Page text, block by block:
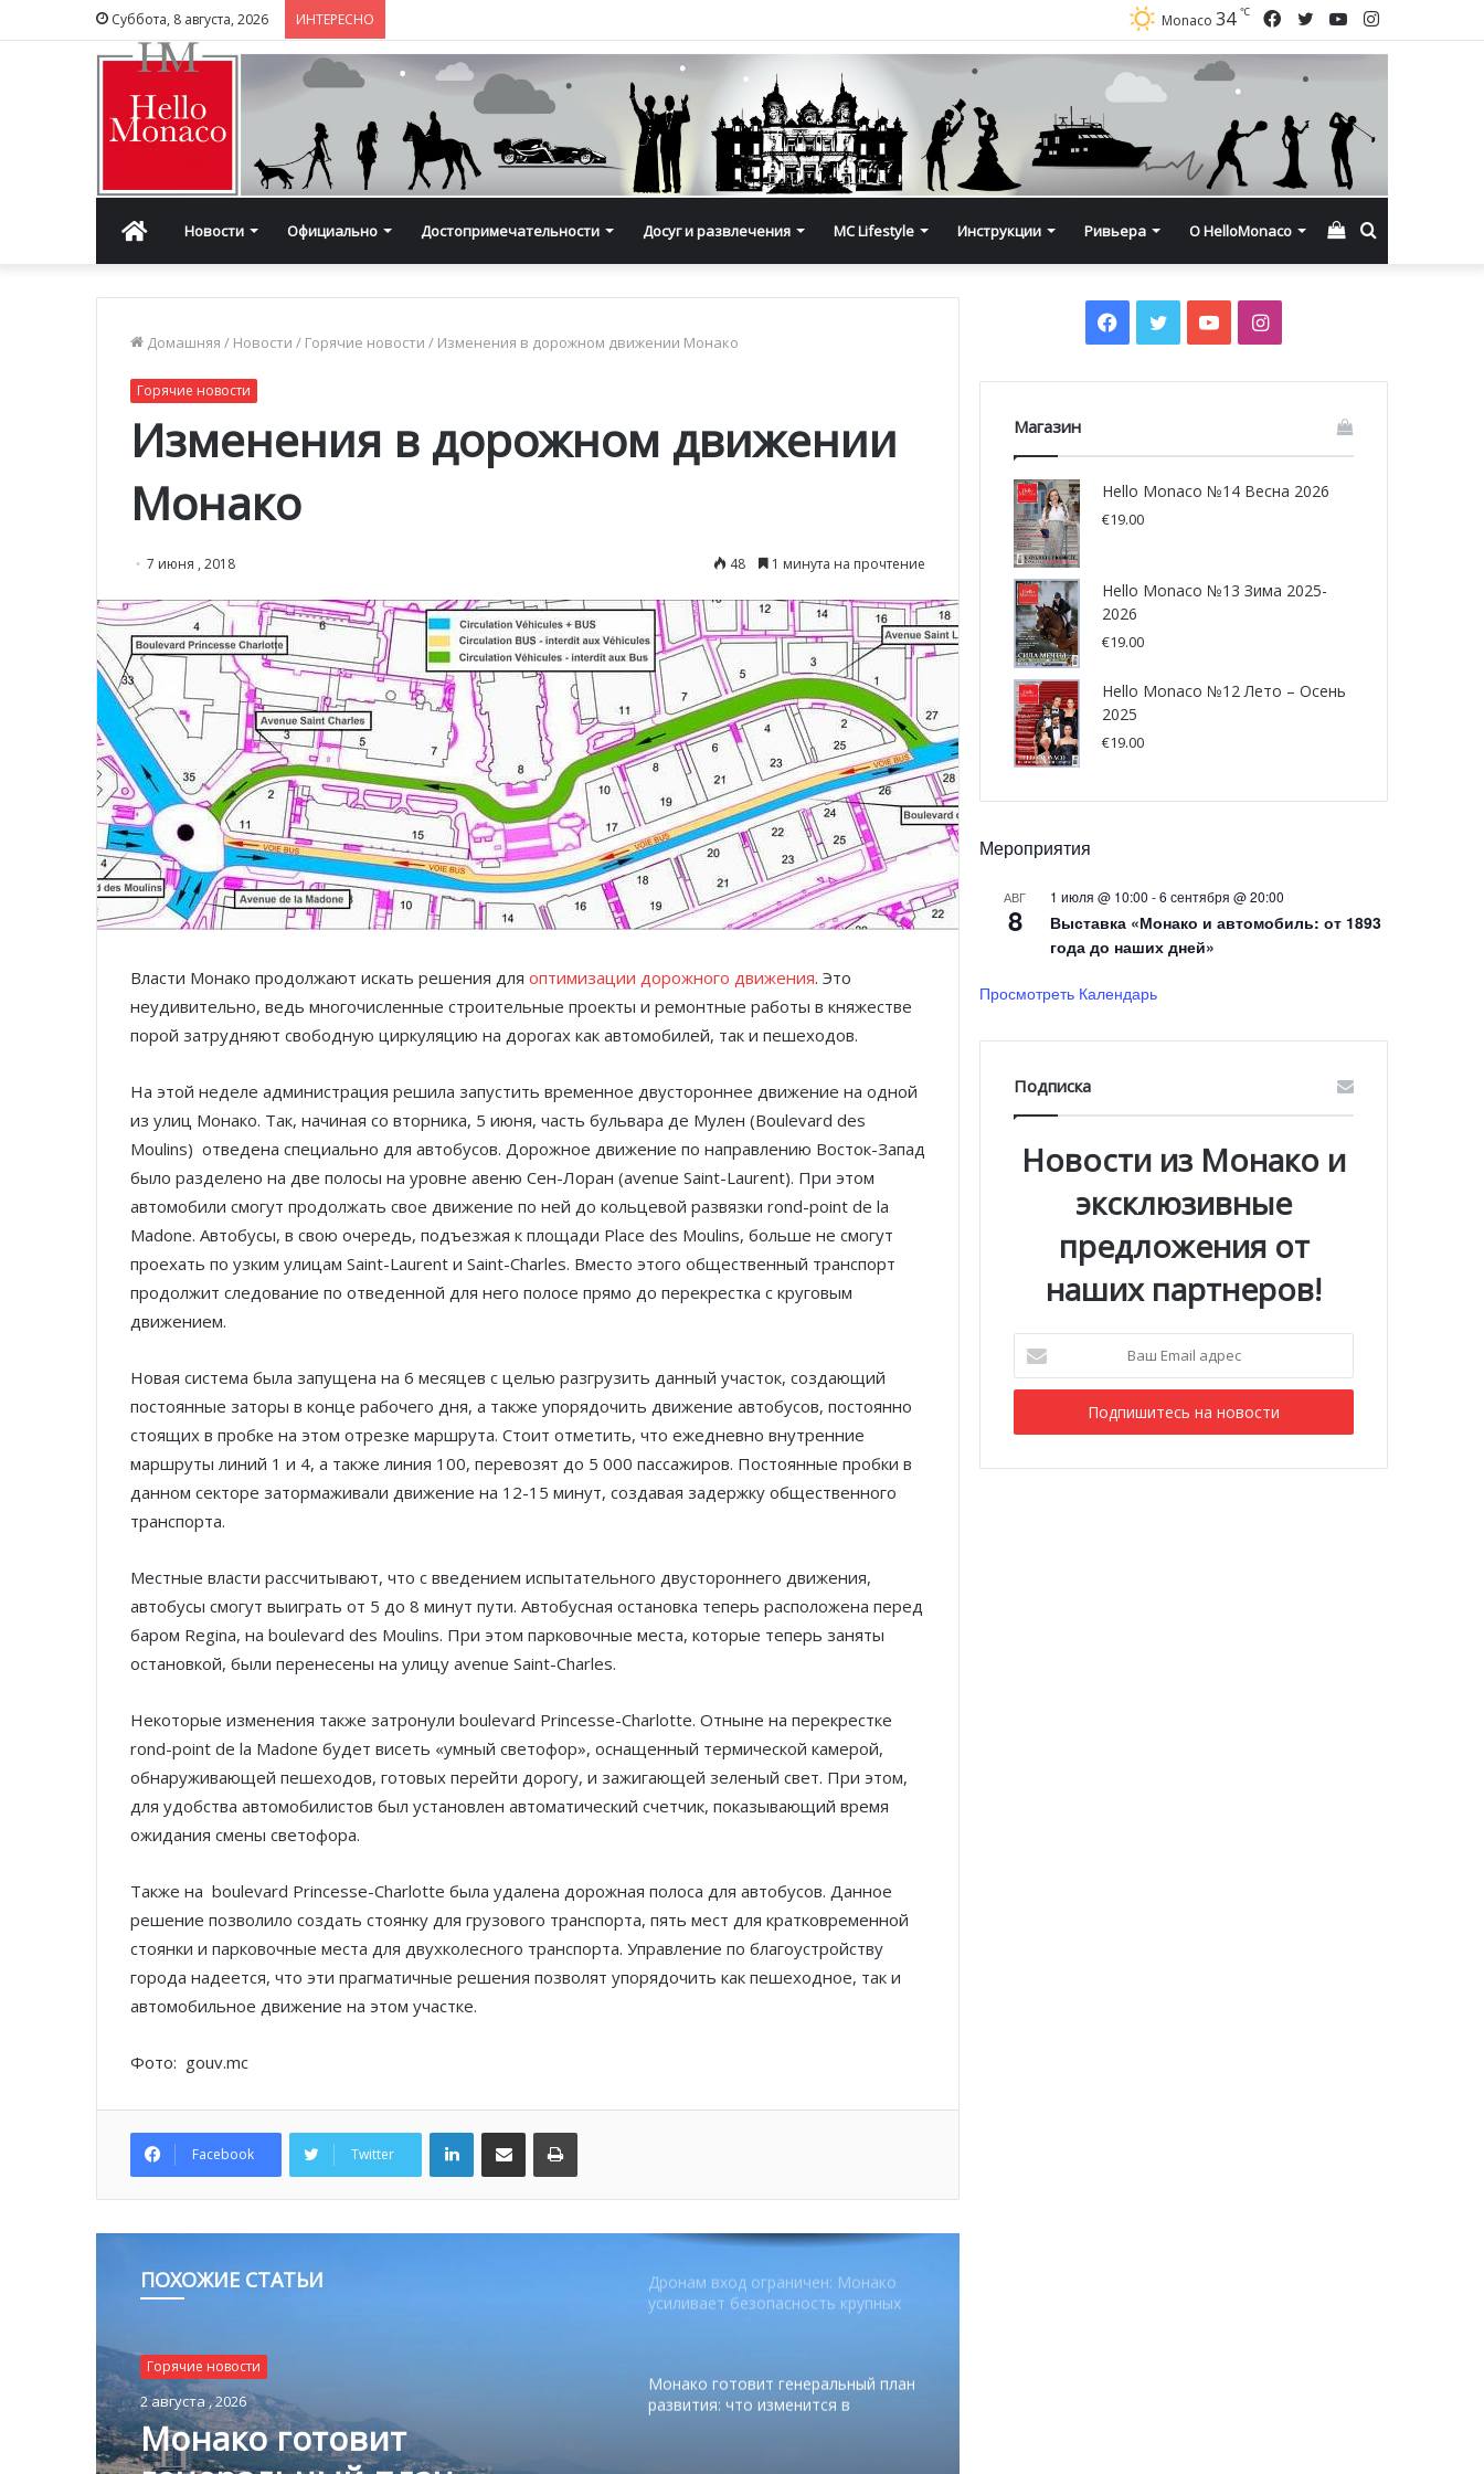
Суббота, 8 августа, 2026 ИНТЕРЕСНО Instagram
YouTube
Twitter
Facebook
Monaco 34 ℃
ГлавнаяНовости Официально Достопримечательности Досуг и развлечения MC Lifestyle Инструкции Ривьера О HelloMonaco Смотреть
Домашняя / Новости / Горячие новости / Изменения в дорожном движении Монако
Горячие новости
Изменения в дорожном движении
Монако
7 июня , 2018 48 1 минута на прочтение
Власти Монако продолжают искать решения для оптимизации дорожного движения. Это
неудивительно, ведь многочисленные строительные проекты и ремонтные работы в княжестве
порой затрудняют свободную циркуляцию на дорогах как автомобилей, так и пешеходов.
На этой неделе администрация решила запустить временное двустороннее движение на одной
из улиц Монако. Так, начиная со вторника, 5 июня, часть бульвара де Мулен (Boulevard des
Moulins) отведена специально для автобусов. Дорожное движение по направлению Восток-Запад
было разделено на две полосы на уровне авеню Сен-Лоран (avenue Saint-Laurent). При этом
автомобили смогут продолжать свое движение по ней до кольцевой развязки rond-point de la
Madone. Автобусы, в свою очередь, подъезжая к площади Place des Moulins, больше не смогут
проехать по узким улицам Saint-Laurent и Saint-Charles. Вместо этого общественный транспорт
продолжит следование по отведенной для него полосе прямо до перекрестка с круговым
движением.
Новая система была запущена на 6 месяцев с целью разгрузить данный участок, создающий
постоянные заторы в конце рабочего дня, а также упорядочить движение автобусов, постоянно
стоящих в пробке на этом отрезке маршрута. Стоит отметить, что ежедневно внутренние
маршруты линий 1 и 4, а также линия 100, перевозят до 5 000 пассажиров. Постоянные пробки в
данном секторе затормаживали движение на 12-15 минут, создавая задержку общественного
транспорта.
Местные власти рассчитывают, что с введением испытательного двустороннего движения,
автобусы смогут выиграть от 5 до 8 минут пути. Автобусная остановка теперь расположена перед
баром Regina, на boulevard des Moulins. При этом парковочные места, которые теперь заняты
остановкой, были перенесены на улицу avenue Saint-Charles.
Некоторые изменения также затронули boulevard Princesse-Charlotte. Отныне на перекрестке
rond-point de la Madone будет висеть «умный светофор», оснащенный термической камерой,
обнаруживающей пешеходов, готовых перейти дорогу, и зажигающей зеленый свет. При этом,
для удобства автомобилистов был установлен автоматический счетчик, показывающий время
ожидания смены светофора.
Также на boulevard Princesse-Charlotte была удалена дорожная полоса для автобусов. Данное
решение позволило создать стоянку для грузового транспорта, пять мест для кратковременной
стоянки и парковочные места для двухколесного транспорта. Управление по благоустройству
города надеется, что эти прагматичные решения позволят упорядочить как пешеходное, так и
автомобильное движение на этом участке.
Фото: gouv.mc
Facebook Twitter
LinkedInПоделиться по электронной почте Распечатать
ПОХОЖИЕ СТАТЬИ
Горячие новости
2 августа , 2026
Монако готовит
Князь Альбер II и Принцесса
Шарлен посетили 77-й Бал
Красного Креста Монако
Ferrari набирает скорость перед
паузой
SBM и Be Safe Monaco продлили
FESTIVAL готовит вечер мирового
Дронам вход ограничен: Монако
усиливает безопасность крупных
Монако готовит генеральный план
развития: что изменится в
Facebook
TwitterYouTubeInstagram
Магазин
Hello Monaco №14 Весна 2026
€19.00
Hello Monaco №13 Зима 2025-
2026
€19.00
Hello Monaco №12 Лето – Осень
2025
€19.00
Мероприятия
АВГ
8
1 июля @ 10:00 -6 сентября @ 20:00
Выставка «Монако и автомобиль: от 1893
года до наших дней»
Просмотреть Календарь
Подписка
Новости из Монако и
эксклюзивные
предложения от
наших партнеров!
Email
адрес